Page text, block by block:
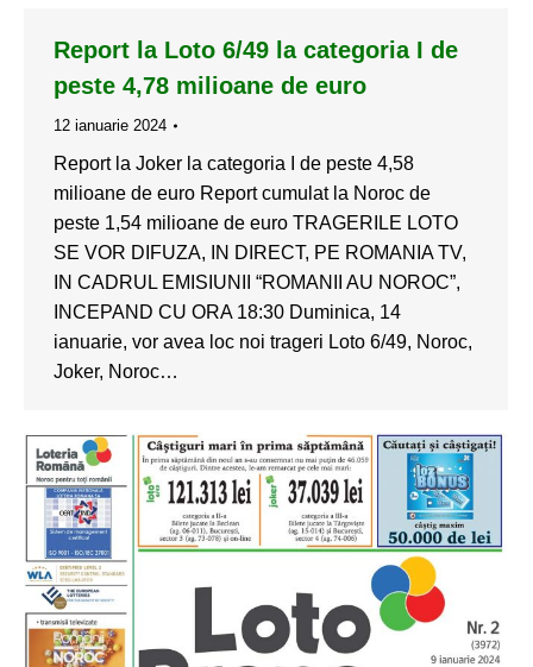
Report la Loto 6/49 la categoria I de
peste 4,78 milioane de euro
12 ianuarie 2024
Report la Joker la categoria I de peste 4,58
milioane de euro Report cumulat la Noroc de
peste 1,54 milioane de euro TRAGERILE LOTO
SE VOR DIFUZA, IN DIRECT, PE ROMANIA TV,
IN CADRUL EMISIUNII “ROMANII AU NOROC”,
INCEPAND CU ORA 18:30 Duminica, 14
ianuarie, vor avea loc noi trageri Loto 6/49, Noroc,
Joker, Noroc…